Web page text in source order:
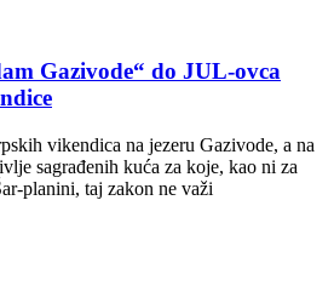
Gazivode“ do JUL-ovca
vikendica na jezeru Gazivode, a na
sagrađenih kuća za koje, kao ni za
planini, taj zakon ne važi